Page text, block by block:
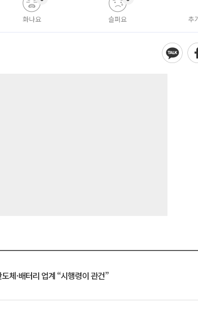
화나요 슬퍼요 추
체·배터리 업계 “시행령이 관건”